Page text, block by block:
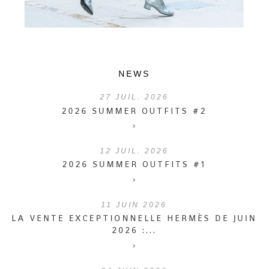
NEWS
27 JUIL. 2026
2026 SUMMER OUTFITS #2
›
12 JUIL. 2026
2026 SUMMER OUTFITS #1
›
11 JUIN 2026
LA VENTE EXCEPTIONNELLE HERMÈS DE JUIN
2026 :...
›